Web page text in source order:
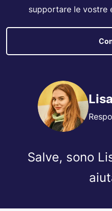
supportare le vostre
Salve, sono